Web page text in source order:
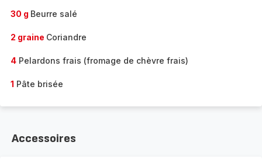
30 g Beurre salé
2 graine Coriandre
4 Pelardons frais (fromage de chèvre frais)
1 Pâte brisée
Accessoires